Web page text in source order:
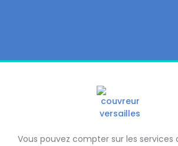
Vous pouvez compter sur les services